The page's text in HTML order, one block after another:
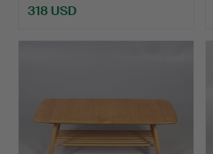
318 USD